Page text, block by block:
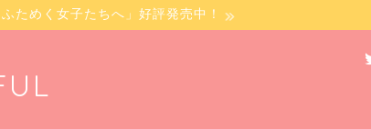
ためく女子たちへ」好評発売中！